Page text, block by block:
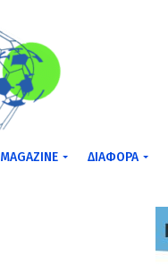
MAGAZINE ΔΙΆΦΟΡΑ